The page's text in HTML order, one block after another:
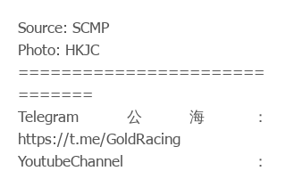
Source: SCMP
Photo: HKJC
=======================
=======
Telegram公海：
https://t.me/GoldRacing
YoutubeChannel：